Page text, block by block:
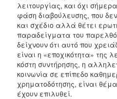
λειτουργίας, και όχι
φάση διαβούλευσης, που
και σχέδιο αλλά θέτει
παραδείγματα του
δείχνουν ότι αυτό που
είναι η «εποχικότητα» της
κόστη συντήρησης, η
κοινωνία σε επίπεδο
χρηματοδότησης, είναι
έχουν επιλυθεί.